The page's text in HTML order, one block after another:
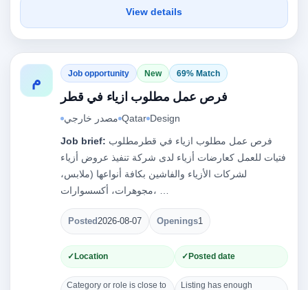
View details
م Job opportunity New 69% Match
فرص عمل مطلوب ازياء في قطر
مصدر خارجي Qatar Design
Job brief:
فتيات للعمل كعارضات أزياء لدى شركة تنفيذ عروض أزياء
لشركات الأزياء والفاشين بكافة أنواعها (ملابس،
مجوهرات، أكسسوارات، …
Posted2026-08-07 Openings1
Location Posted date
Category or role is close to
Listing has enough